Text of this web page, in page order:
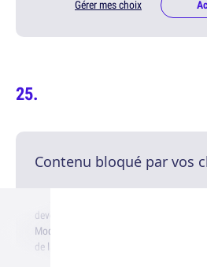
Gérer mes choix
Contenu bloqué par vos
devez accepter les cookies dans vos
Modifiez ce choix à tout moment via le
de la Confidentialité" en bas de page.